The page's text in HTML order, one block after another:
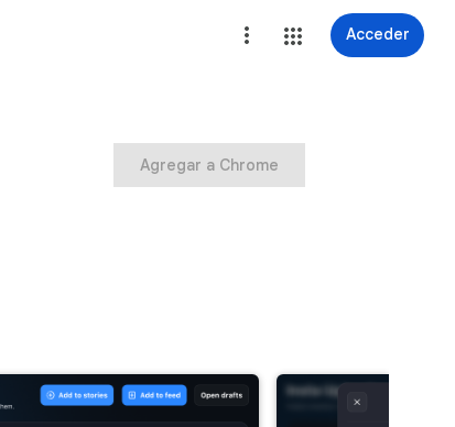
Acceder
Agregar a Chrome